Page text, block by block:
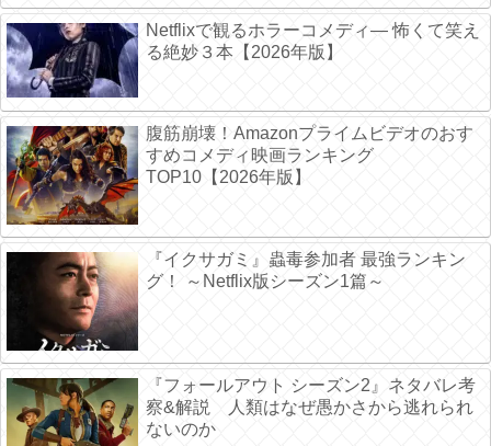
Netflixで観るホラーコメディ― 怖くて笑え
る絶妙３本【2026年版】
腹筋崩壊！Amazonプライムビデオのおす
すめコメディ映画ランキング
TOP10【2026年版】
『イクサガミ』蟲毒参加者 最強ランキン
グ！ ～Netflix版シーズン1篇～
『フォールアウト シーズン2』ネタバレ考
察&解説 人類はなぜ愚かさから逃れられ
ないのか